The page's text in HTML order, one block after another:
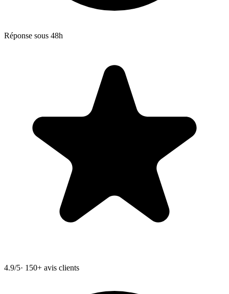
Réponse sous 48h
4.9/5· 150+ avis clients